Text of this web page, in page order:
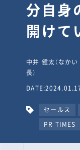
分自身
開けて
タビ
TIMES
中井 健太（なか
長）
セールス
PR TIMES